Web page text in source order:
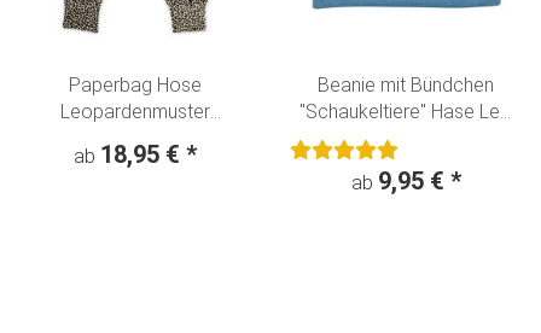
Paperbag Hose
Leopardenmuster
ab 18,95 € *
Beanie mit Bündchen
"Schaukeltiere" Hase Leo
creme
ab 9,95 € *